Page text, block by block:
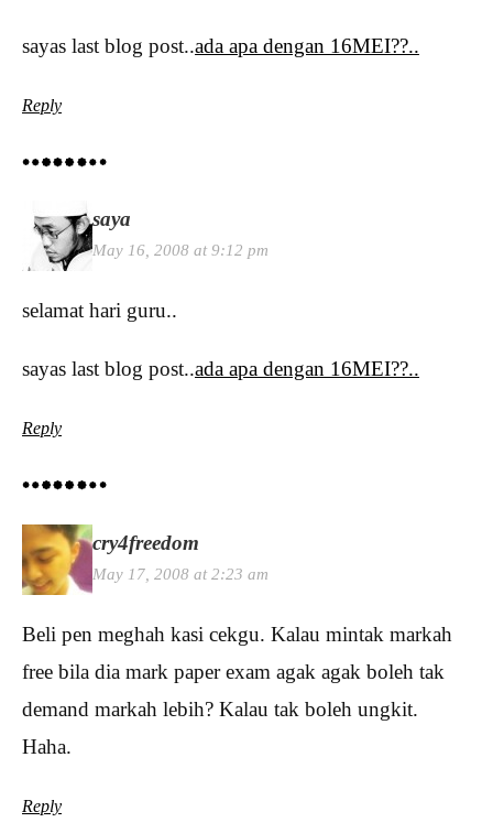
sayas last blog post..ada apa dengan 16MEI??..
Reply
saya
May 16, 2008 at 9:12 pm
selamat hari guru..
sayas last blog post..ada apa dengan 16MEI??..
Reply
cry4freedom
May 17, 2008 at 2:23 am
Beli pen meghah kasi cekgu. Kalau mintak markah
free bila dia mark paper exam agak agak boleh tak
demand markah lebih? Kalau tak boleh ungkit.
Haha.
Reply